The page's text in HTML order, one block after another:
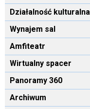
Działalność kulturalna
Wynajem sal
Amfiteatr
Wirtualny spacer
Panoramy 360
Archiwum